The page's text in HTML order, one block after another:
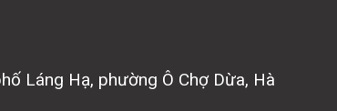
Láng Hạ, phường Ô Chợ Dừa, Hà